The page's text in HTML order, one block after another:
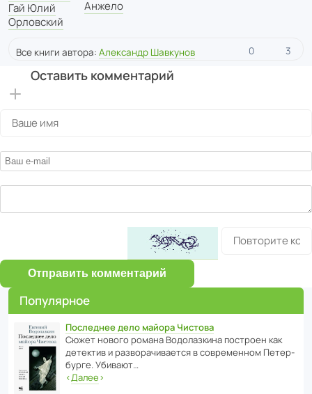
Гай Юлий
Орловский
Анжело
Все книги автора: Александр Шавкунов 0 3
Оставить комментарий
Отправить комментарий
Популярное
Последнее дело майора Чистова
Сюжет нового романа Водо­ла­з­кина пост­роен как
дете­ктив и разво­ра­чи­ва­ется в совре­менном Пете­р­
бурге. Убивают…
‹Далее›